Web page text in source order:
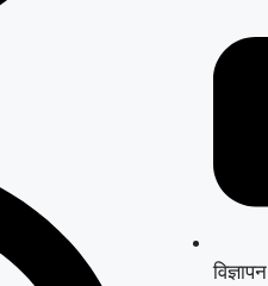
विज्ञापन